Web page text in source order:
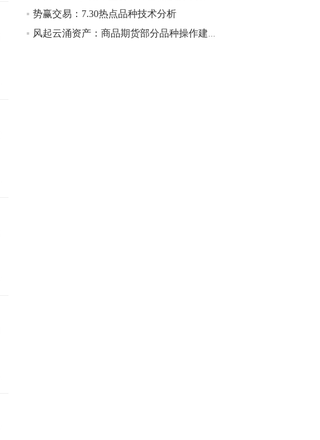
【研报精选】国内期货机构对8月5日的原
油期货走势预测
势赢交易：7.30热点品种技术分析
风起云涌资产：商品期货部分品种操作建议（热卷，焦炭，橡胶，硅铁）